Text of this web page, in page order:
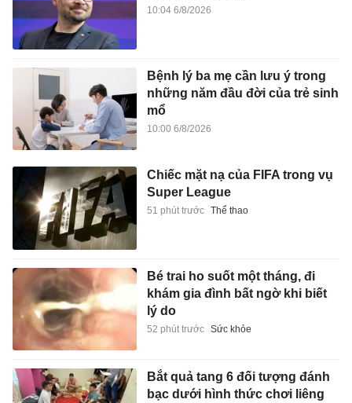
10:04 6/8/2026
Bệnh lý ba mẹ cần lưu ý trong
những năm đầu đời của trẻ sinh
mổ
10:00 6/8/2026
Chiếc mặt nạ của FIFA trong vụ
Super League
51 phút trước Thể thao
Bé trai ho suốt một tháng, đi
khám gia đình bất ngờ khi biết
lý do
52 phút trước Sức khỏe
Bắt quả tang 6 đối tượng đánh
bạc dưới hình thức chơi liêng